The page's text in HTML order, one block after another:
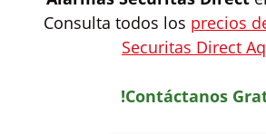
Consulta todos los precios
Securitas Direct
!Contáctanos